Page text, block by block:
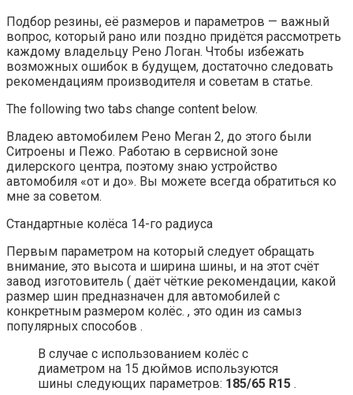
Подбор резины, её размеров и параметров — важный
вопрос, который рано или поздно придётся рассмотреть
каждому владельцу Рено Логан. Чтобы избежать
возможных ошибок в будущем, достаточно следовать
рекомендациям производителя и советам в статье.
The following two tabs change content below.
Владею автомобилем Рено Меган 2, до этого были
Ситроены и Пежо. Работаю в сервисной зоне
дилерского центра, поэтому знаю устройство
автомобиля «от и до». Вы можете всегда обратиться ко
мне за советом.
Стандартные колёса 14-го радиуса
Первым параметром на который следует обращать
внимание, это высота и ширина шины, и на этот счёт
завод изготовитель ( даёт чёткие рекомендации, какой
размер шин предназначен для автомобилей с
конкретным размером колёс. , это один из самыз
популярных способов .
В случае с использованием колёс с
диаметром на 15 дюймов используются
шины следующих параметров: 185/65 R15 .